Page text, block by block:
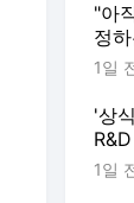
"아
정
여다
1일
'상
체
1일